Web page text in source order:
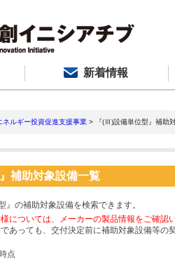
新着情報
ルギー投資促進支援事業 > 『(Ⅲ)設備単位型』補助
補助対象設備一覧
』の補助対象設備を検索できます。
については、メーカーの製品情報をご確認
あっても、交付決定前に補助対象設備等の
点